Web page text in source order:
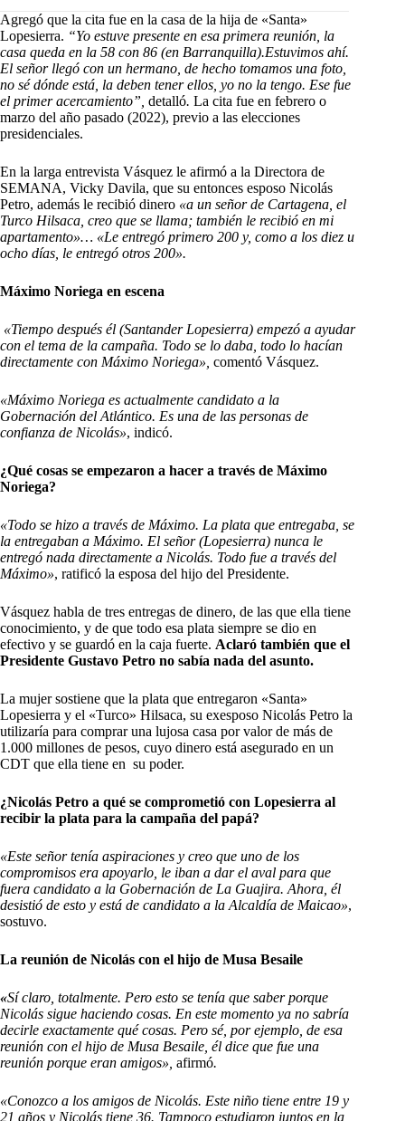
Agregó que la cita fue en la casa de la hija de «Santa»
Lopesierra. “Yo estuve presente en esa primera reunión, la
casa queda en la 58 con 86 (en Barranquilla).Estuvimos ahí.
El señor llegó con un hermano, de hecho tomamos una foto,
no sé dónde está, la deben tener ellos, yo no la tengo. Ese fue
el primer acercamiento”, detalló. La cita fue en febrero o
marzo del año pasado (2022), previo a las elecciones
presidenciales.
En la larga entrevista Vásquez le afirmó a la Directora de
SEMANA, Vicky Davila, que su entonces esposo Nicolás
Petro, además le recibió dinero «a un señor de Cartagena, el
Turco Hilsaca, creo que se llama; también le recibió en mi
apartamento»… «Le entregó primero 200 y, como a los diez u
ocho días, le entregó otros 200».
Máximo Noriega en escena
«Tiempo después él (Santander Lopesierra) empezó a ayudar
con el tema de la campaña. Todo se lo daba, todo lo hacían
directamente con Máximo Noriega», comentó Vásquez.
«Máximo Noriega es actualmente candidato a la
Gobernación del Atlántico. Es una de las personas de
confianza de Nicolás», indicó.
¿Qué cosas se empezaron a hacer a través de Máximo
Noriega?
«Todo se hizo a través de Máximo. La plata que entregaba, se
la entregaban a Máximo. El señor (Lopesierra) nunca le
entregó nada directamente a Nicolás. Todo fue a través del
Máximo», ratificó la esposa del hijo del Presidente.
Vásquez habla de tres entregas de dinero, de las que ella tiene
conocimiento, y de que todo esa plata siempre se dio en
efectivo y se guardó en la caja fuerte. Aclaró también que el
Presidente Gustavo Petro no sabía nada del asunto.
La mujer sostiene que la plata que entregaron «Santa»
Lopesierra y el «Turco» Hilsaca, su exesposo Nicolás Petro la
utilizaría para comprar una lujosa casa por valor de más de
1.000 millones de pesos, cuyo dinero está asegurado en un
CDT que ella tiene en su poder.
¿Nicolás Petro a qué se comprometió con Lopesierra al
recibir la plata para la campaña del papá?
«Este señor tenía aspiraciones y creo que uno de los
compromisos era apoyarlo, le iban a dar el aval para que
fuera candidato a la Gobernación de La Guajira. Ahora, él
desistió de esto y está de candidato a la Alcaldía de Maicao»,
sostuvo.
La reunión de Nicolás con el hijo de Musa Besaile
«Sí claro, totalmente. Pero esto se tenía que saber porque
Nicolás sigue haciendo cosas. En este momento ya no sabría
decirle exactamente qué cosas. Pero sé, por ejemplo, de esa
reunión con el hijo de Musa Besaile, él dice que fue una
reunión porque eran amigos», afirmó.
«Conozco a los amigos de Nicolás. Este niño tiene entre 19 y
21 años y Nicolás tiene 36. Tampoco estudiaron juntos en la